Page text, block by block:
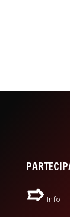
Info